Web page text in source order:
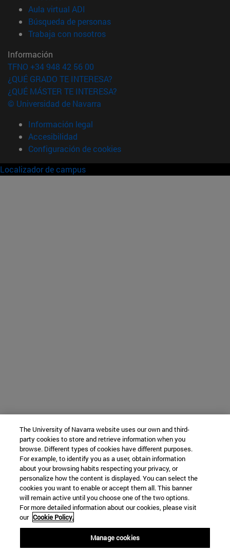
Aula virtual ADI
Búsqueda de personas(abre en nueva ventana)
Trabaja con nosotros(abre en nueva ventana)
Información
TFNO +34 948 42 56 00
¿QUÉ GRADO TE INTERESA?
¿QUÉ MÁSTER TE INTERESA?
© Universidad de Navarra
Información legal
Accesibilidad
Configuración de cookies
Localizador de campus
The University of Navarra website uses our own and third-
party cookies to store and retrieve information when you
browse. Different types of cookies have different purposes.
For example, to identify you as a user, obtain information
about your browsing habits respecting your privacy, or
personalize how the content is displayed. You can select the
cookies you want to enable or accept them all. This banner
will remain active until you choose one of the two options.
For more detailed information about our cookies, please visit
our Cookie Policy.
Manage cookies